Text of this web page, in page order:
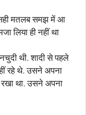
मतलब समझ में आ
लिया ही नहीं था
थी. शादी से पहले
रहे थे. उसने अपना
रखा था. उसने अपना